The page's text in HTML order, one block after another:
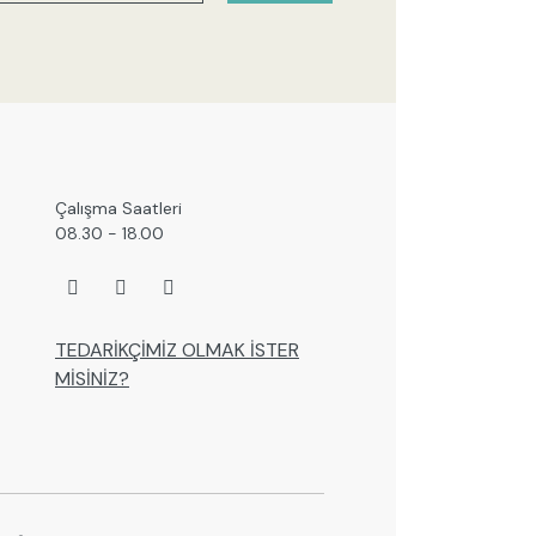
Çalışma Saatleri
08.30 - 18.00
TEDARİKÇİMİZ OLMAK İSTER
MİSİNİZ?